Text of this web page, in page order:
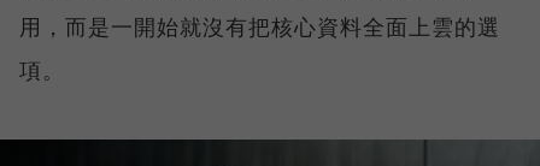
用，而是一開始就沒有把核心資料全面上雲的選
項。